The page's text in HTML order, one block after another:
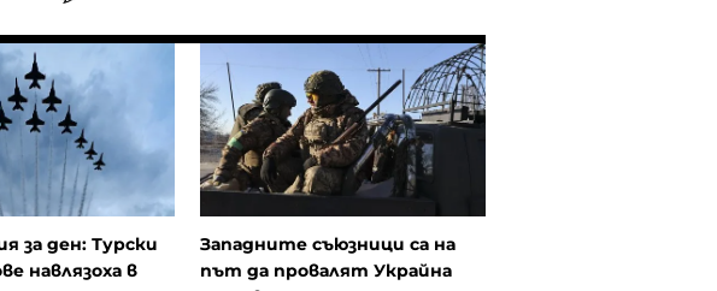
за ден: Турски
навлязоха в
Западните съюзници са на
път да провалят Украйна